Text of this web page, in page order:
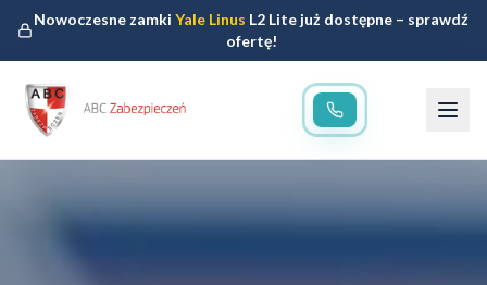
Nowoczesne zamkiYale Linus L2 Lite już dostępne – sprawdź
ofertę!